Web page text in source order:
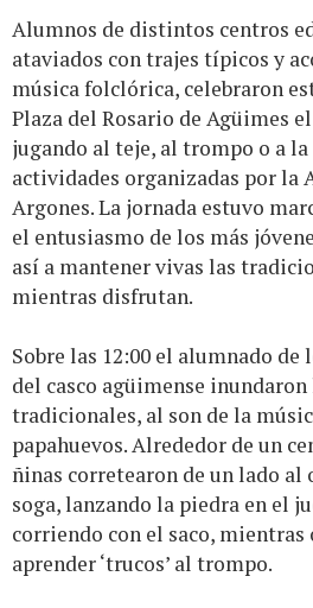
Alumnos de distintos centros
ataviados con trajes típicos y
música folclórica, celebraron
Plaza del Rosario de Agüimes
jugando al teje, al trompo o a
actividades organizadas por la
Argones. La jornada estuvo
el entusiasmo de los más
así a mantener vivas las
mientras disfrutan.
Sobre las 12:00 el alumnado de
del casco agüimense
tradicionales, al son de la
papahuevos. Alrededor de un
ñinas corretearon de un lado al
soga, lanzando la piedra en el
corriendo con el saco,
aprender ‘trucos’ al trompo.